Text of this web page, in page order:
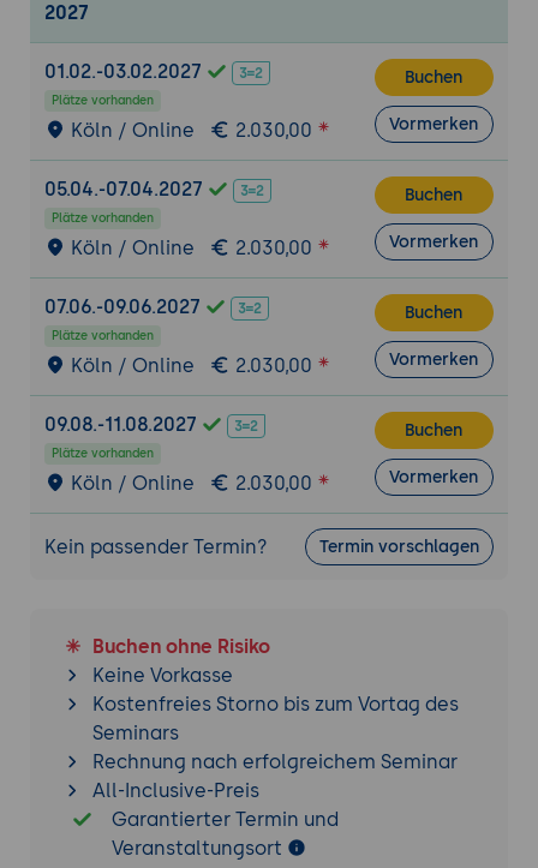
Zukunftstrends und Innovationen
AR/VR-Integration in Betriebsanleitungen
Voice-Assistenten für interaktive
Anleitungen
Self-Learning Documentation Systems
Praxisübung
Erstellung einer KI-generierten
Betriebsanleitung:
Datenextraktion aus technischen
Unterlagen
KI-gestützte Erstellung eines Kapitels
Qualitätsprüfung und Optimierung
2027
01.02.-03.02.2027
Plätze vorhanden
Köln / Online 2.030,00
Buchen
Vormerken
05.04.-07.04.2027
Plätze vorhanden
Köln / Online 2.030,00
Buchen
Vormerken
07.06.-09.06.2027
Plätze vorhanden
Köln / Online 2.030,00
Buchen
Vormerken
09.08.-11.08.2027
Plätze vorhanden
Köln / Online 2.030,00
Buchen
Vormerken
Kein passender Termin? Termin vorschlagen
Buchen ohne Risiko
Keine Vorkasse
Kostenfreies Storno bis zum Vortag des
Seminars
Rechnung nach erfolgreichem Seminar
All-Inclusive-Preis
Garantierter Termin und
Veranstaltungsort